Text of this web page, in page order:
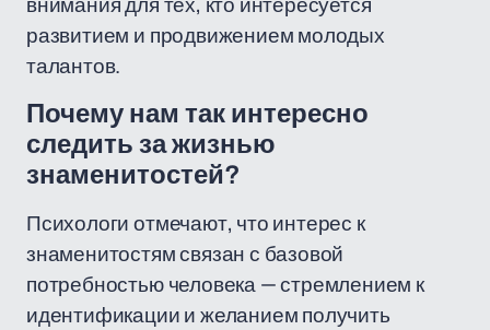
развитием и продвижением молодых
талантов.
Почему нам так интересно
следить за жизнью
знаменитостей?
Психологи отмечают, что интерес к
знаменитостям связан с базовой
потребностью человека — стремлением к
идентификации и желанием получить